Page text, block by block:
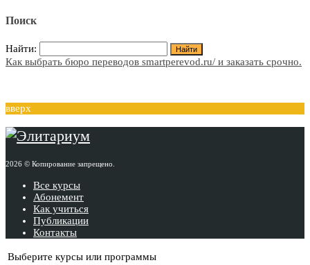
Поиск
Найти:
Как выбрать бюро переводов smartperevod.ru/ и заказать срочно.
вверх
2026 © Копирование запрещено.
Все курсы
Абонемент
Как учиться
Публикации
Контакты
Выберите курсы или программы